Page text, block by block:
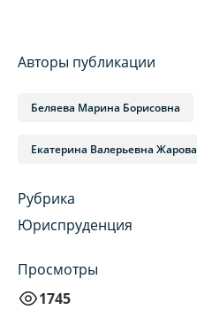
Авторы публикации
Беляева Марина Борисовна
Екатерина Валерьевна Жарова
Рубрика
Юриспруденция
Просмотры
1745